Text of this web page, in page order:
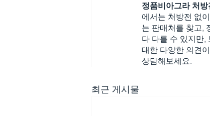
정품비아그라 처
에서는 처방전 없
는 판매처를 찾고,
다 다를 수 있지만,
대한 다양한 의견
상담해보세요.
최근 게시물